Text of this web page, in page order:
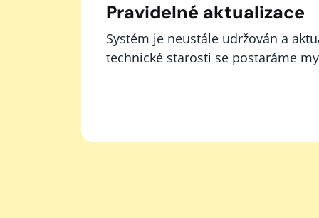
Pravidelné aktualizace
Systém je neustále udržován a
technické starosti se postaráme